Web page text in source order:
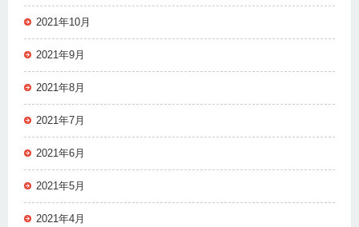
2021年10月
2021年9月
2021年8月
2021年7月
2021年6月
2021年5月
2021年4月